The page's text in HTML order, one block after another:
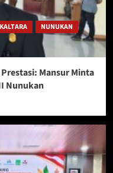
NUNUKAN
Mansur Minta
Nunukan